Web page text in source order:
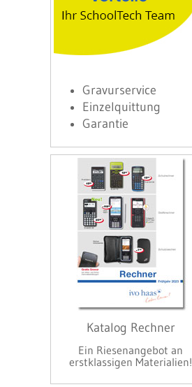
Gravurservice
Einzelquittung
Garantie
Katalog Rechner
Ein Riesenangebot an
erstklassigen Materialien!